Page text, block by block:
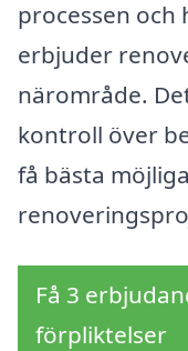
processen
erbjuder
närområde.
kontroll över
få bästa
Få 3
förpliktelser